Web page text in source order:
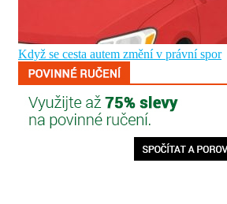
Když se cesta autem změní v právní spor